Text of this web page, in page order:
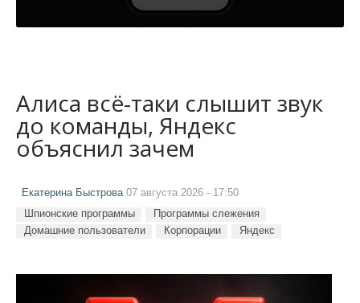
Алиса всё-таки слышит звук
до команды, Яндекс
объяснил зачем
Екатерина Быстрова07 августа 2026 - 17:50
Шпионские программы
Программы слежения
Домашние пользователи
Корпорации Яндекс